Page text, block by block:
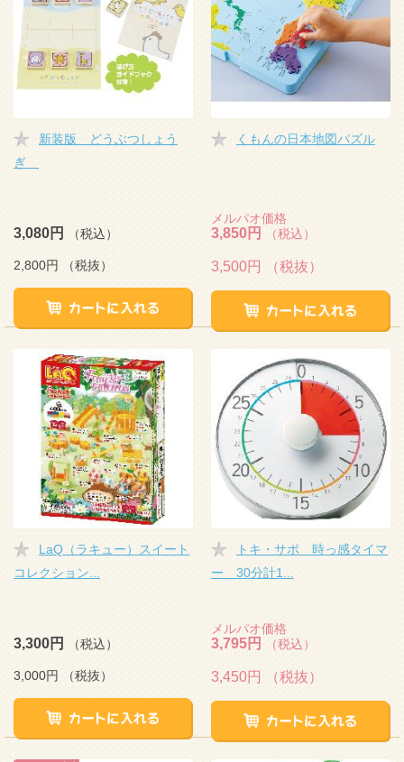
新装版 どうぶつしょう
ぎ
3,080円 （税込）
2,800円 （税抜）
くもんの日本地図パズル
メルパオ価格
3,850円 （税込）
3,500円 （税抜）
LaQ（ラキュー）スイート
コレクション...
3,300円 （税込）
3,000円 （税抜）
トキ・サポ 時っ感タイマ
ー 30分計1...
メルパオ価格
3,795円 （税込）
3,450円 （税抜）